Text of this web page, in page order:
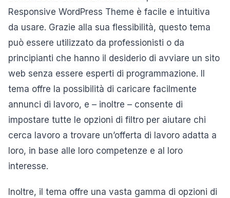
Responsive WordPress Theme è facile e intuitiva
da usare. Grazie alla sua flessibilità, questo tema
può essere utilizzato da professionisti o da
principianti che hanno il desiderio di avviare un sito
web senza essere esperti di programmazione. Il
tema offre la possibilità di caricare facilmente
annunci di lavoro, e – inoltre – consente di
impostare tutte le opzioni di filtro per aiutare chi
cerca lavoro a trovare un’offerta di lavoro adatta a
loro, in base alle loro competenze e al loro
interesse.
Inoltre, il tema offre una vasta gamma di opzioni di